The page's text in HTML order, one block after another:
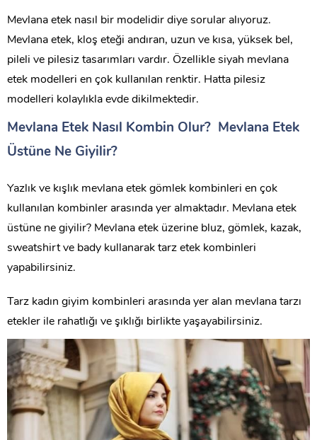
Mevlana etek nasıl bir modelidir diye sorular alıyoruz.
Mevlana etek, kloş eteği andıran, uzun ve kısa, yüksek bel,
pileli ve pilesiz tasarımları vardır. Özellikle siyah mevlana
etek modelleri en çok kullanılan renktir. Hatta pilesiz
modelleri kolaylıkla evde dikilmektedir.
Mevlana Etek Nasıl Kombin Olur? Mevlana Etek
Üstüne Ne Giyilir?
Yazlık ve kışlık mevlana etek gömlek kombinleri en çok
kullanılan kombinler arasında yer almaktadır. Mevlana etek
üstüne ne giyilir? Mevlana etek üzerine bluz, gömlek, kazak,
sweatshirt ve bady kullanarak tarz etek kombinleri
yapabilirsiniz.
Tarz kadın giyim kombinleri arasında yer alan mevlana tarzı
etekler ile rahatlığı ve şıklığı birlikte yaşayabilirsiniz.